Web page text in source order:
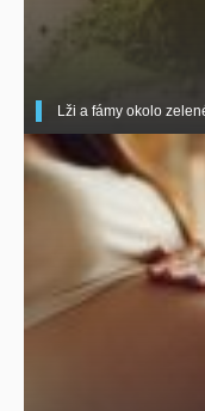
Lži a fámy okolo